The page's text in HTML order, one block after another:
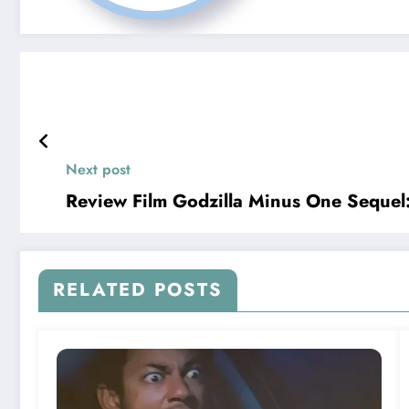
Next post
Review Film Godzilla Minus One
RELATED POSTS